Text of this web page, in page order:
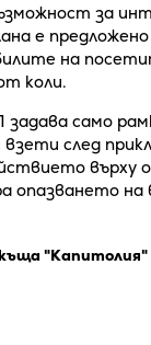
за
е
на
коли.
само
след
върху
опазването на
"Капитолия"